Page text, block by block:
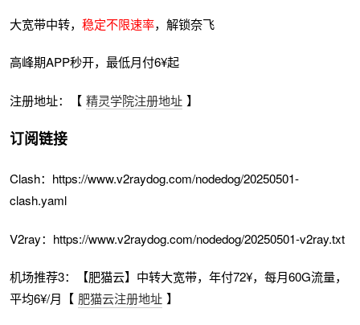
大宽带中转，稳定不限速率，解锁奈飞
高峰期APP秒开，最低月付6¥起
注册地址：【 精灵学院注册地址 】
订阅链接
Clash：https://www.v2raydog.com/nodedog/20250501-
clash.yaml
V2ray：https://www.v2raydog.com/nodedog/20250501-v2ray.txt
机场推荐3：【肥猫云】中转大宽带，年付72¥，每月60G流量，
平均6¥/月【 肥猫云注册地址 】